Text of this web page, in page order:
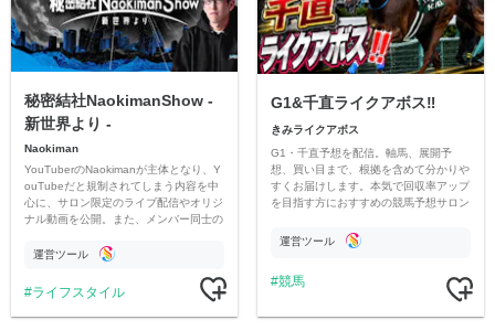
秘密結社NaokimanShow -
新世界より -
Naokiman
YouTuberのNaokimanが主体となり、Y
ouTubeだと規制されてしまう内容を中
心に、サロン限定のライブ配信やオリジ
ナル動画を公開。また、メンバー同士の
ただいています。
運営ツール
ライフスタイル
G1&千直ライクアボス‼️
きみライクアボス
G1・千直予想を配信。軸馬、展開予
想、買い目まで、根拠を含めて分かりや
すくお届けします。本気で回収率アップ
を目指す方におすすめの競馬予想サロン
運営ツール
競馬